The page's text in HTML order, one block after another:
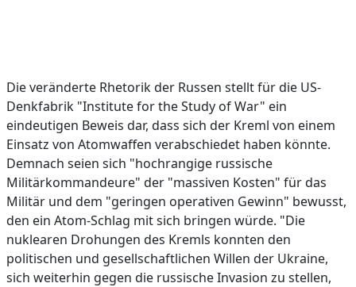
Die veränderte Rhetorik der Russen stellt für die US-
Denkfabrik "Institute for the Study of War" ein
eindeutigen Beweis dar, dass sich der Kreml von einem
Einsatz von Atomwaffen verabschiedet haben könnte.
Demnach seien sich "hochrangige russische
Militärkommandeure" der "massiven Kosten" für das
Militär und dem "geringen operativen Gewinn" bewusst,
den ein Atom-Schlag mit sich bringen würde. "Die
nuklearen Drohungen des Kremls konnten den
politischen und gesellschaftlichen Willen der Ukraine,
sich weiterhin gegen die russische Invasion zu stellen,